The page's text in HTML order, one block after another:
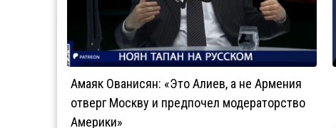
Амаяк Ованисян: «Это Алиев, а не Армения
отверг Москву и предпочел модераторство
Америки»